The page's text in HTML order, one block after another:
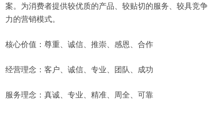
案。为消费者提供较优质的产品、较贴切的服务、较具竞争
力的营销模式。
核心价值：尊重、诚信、推崇、感恩、合作
经营理念：客户、诚信、专业、团队、成功
服务理念：真诚、专业、精准、周全、可靠